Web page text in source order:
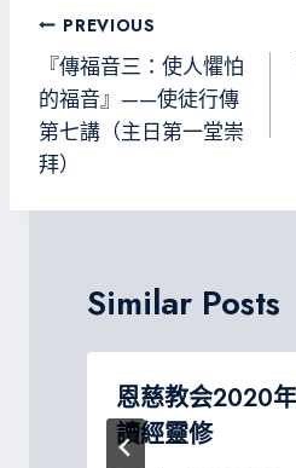
文
章
導
覽
PREVIOUS
『傳福音三：使人懼怕
的福音』——使徒行傳
第七講（主日第一堂崇
拜）
Similar Posts
恩慈教会2020
讀經靈修